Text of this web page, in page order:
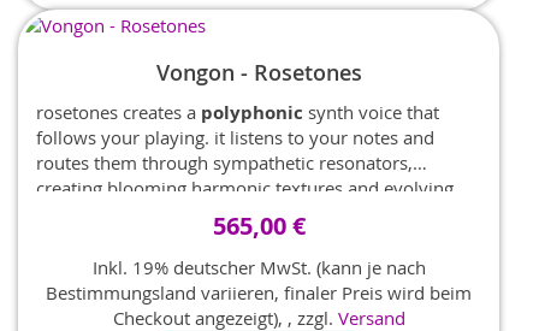
Vongon - Rosetones
rosetones creates a polyphonic synth voice that
follows your playing. it listens to your notes and
routes them through sympathetic resonators,
creating blooming harmonic textures and evolving
565,00 €
Inkl. 19% deutscher MwSt. (kann je nach
Bestimmungsland variieren, finaler Preis wird beim
Checkout angezeigt), , zzgl. Versand